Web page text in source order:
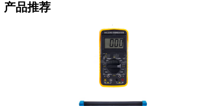
产品推荐